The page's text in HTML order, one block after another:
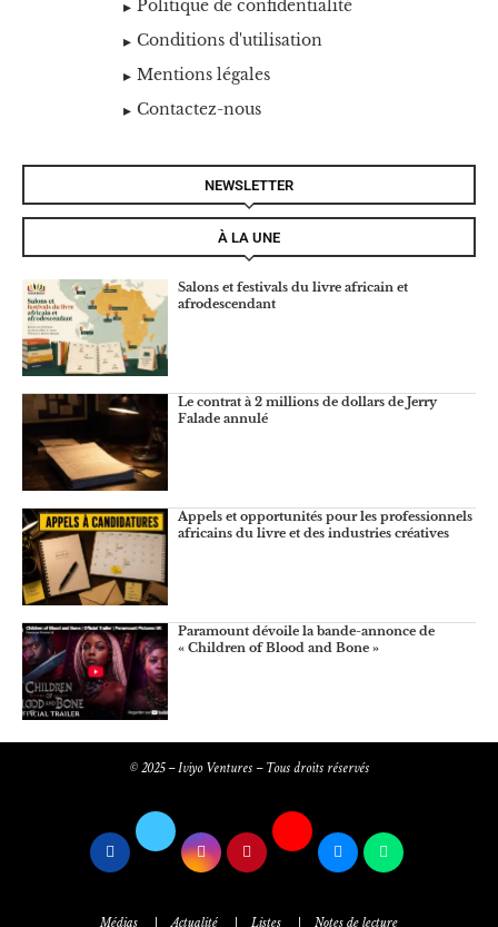
Politique de confidentialité
Conditions d'utilisation
Mentions légales
Contactez-nous
NEWSLETTER
À LA UNE
Salons et festivals du livre africain et
afrodescendant
Le contrat à 2 millions de dollars de Jerry
Falade annulé
Appels et opportunités pour les professionnels
africains du livre et des industries créatives
Paramount dévoile la bande-annonce de
« Children of Blood and Bone »
© 2025 – Iviyo Ventures – Tous droits réservés
Médias Actualité Listes Notes de lecture